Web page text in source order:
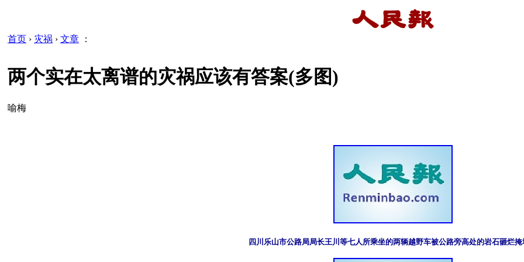
首页 › 灾祸 › 文章 ：
两个实在太离谱的灾祸应该有答案(多图)
喻梅
四川乐山市公路局局长王川等七人所乘坐的两辆越野车被公路旁高处的岩石砸烂掩